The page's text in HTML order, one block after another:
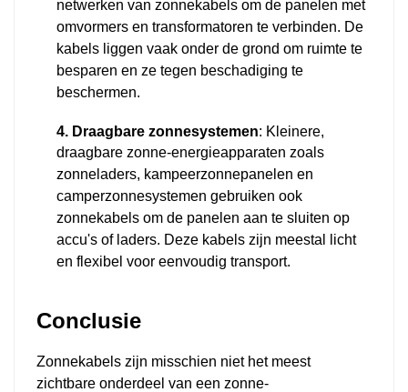
netwerken van zonnekabels om de panelen met
omvormers en transformatoren te verbinden. De
kabels liggen vaak onder de grond om ruimte te
besparen en ze tegen beschadiging te
beschermen.
4. Draagbare zonnesystemen: Kleinere,
draagbare zonne-energieapparaten zoals
zonneladers, kampeerzonnepanelen en
camperzonnesystemen gebruiken ook
zonnekabels om de panelen aan te sluiten op
accu's of laders. Deze kabels zijn meestal licht
en flexibel voor eenvoudig transport.
Conclusie
Zonnekabels zijn misschien niet het meest
zichtbare onderdeel van een zonne-